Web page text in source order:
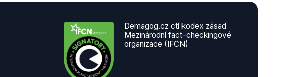
Demagog.cz ctí kodex zásad
Mezinárodní fact-checkingové
organizace (IFCN)